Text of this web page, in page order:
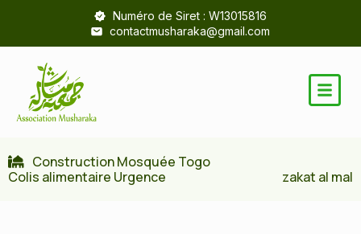
Numéro de Siret : W13015816
contactmusharaka@gmail.com
Construction Mosquée Togo
Colis alimentaire Urgence
zakat al mal